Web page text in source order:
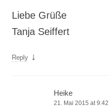
Liebe Grüße
Tanja Seiffert
Reply ↓
Heike
21. Mai 2015 at 9:42